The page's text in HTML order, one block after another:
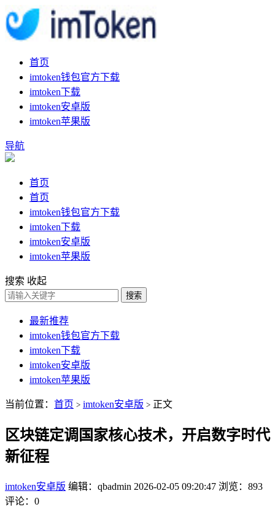
首页
imtoken钱包官方下载
imtoken下载
imtoken安卓版
imtoken苹果版
导航
首页
首页
imtoken钱包官方下载
imtoken下载
imtoken安卓版
imtoken苹果版
搜索 收起
搜索
最新推荐
imtoken钱包官方下载
imtoken下载
imtoken安卓版
imtoken苹果版
当前位置： 首页 > imtoken安卓版 > 正文
区块链定调国家核心技术，开启数字时代
新征程
imtoken安卓版 编辑：qbadmin 2026-02-05 09:20:47 浏览：893
评论：0